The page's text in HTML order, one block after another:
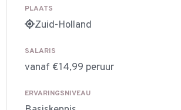
PLAATS
Zuid-Holland
SALARIS
vanaf €14,99 peruur
ERVARINGSNIVEAU